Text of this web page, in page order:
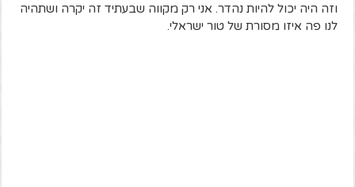
וזה היה יכול להיות נהדר. אני רק מקווה שבעתיד זה יקרה ושתהיה
לנו פה איזו מסורת של טור ישראלי.